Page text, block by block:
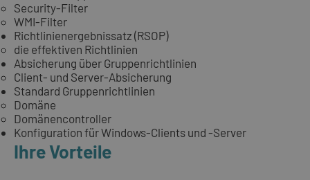
Security-Filter
WMI-Filter
Richtlinienergebnissatz (RSOP)
die effektiven Richtlinien
Absicherung über Gruppenrichtlinien
Client- und Server-Absicherung
Standard Gruppenrichtlinien
Domäne
Domänencontroller
Konfiguration für Windows-Clients und -Server
Ihre Vorteile